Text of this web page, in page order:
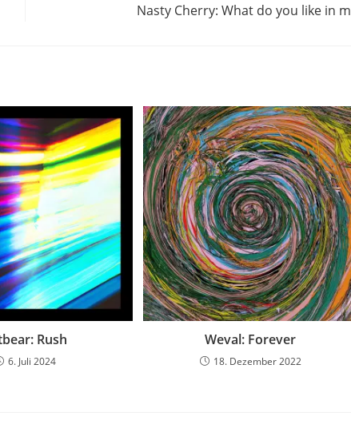
Nasty Cherry: What do you like in
Rush
6. Juli 2024
Weval: Forever
18. Dezember 2022